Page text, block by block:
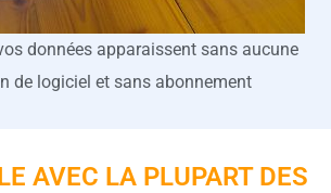
données apparaissent sans aucune
de logiciel et sans abonnement
AVEC LA PLUPART DES